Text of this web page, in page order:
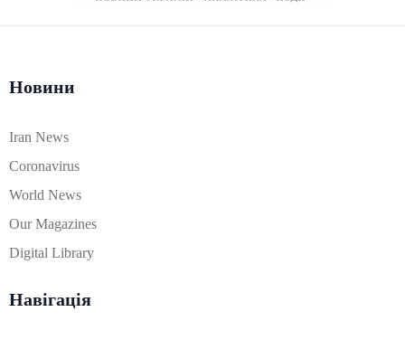
Новини
Iran News
Coronavirus
World News
Our Magazines
Digital Library
Навігація